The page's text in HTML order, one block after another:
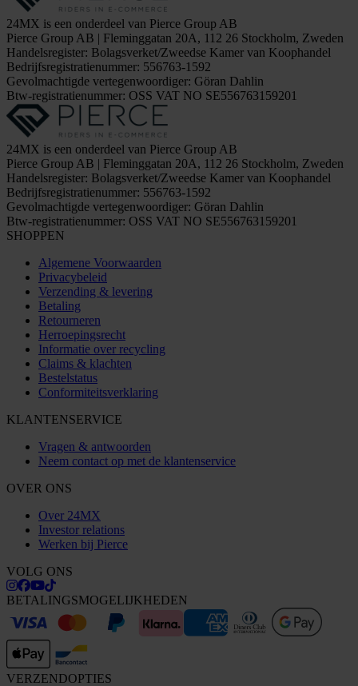
24MX is een onderdeel van Pierce Group AB
Pierce Group AB | Fleminggatan 20A, 112 26 Stockholm, Zweden
Handelsregister: Bolagsverket/Zweedse Kamer van Koophandel
Bedrijfsregistratienummer: 556763-1592
Gevolmachtigde vertegenwoordiger: Göran Dahlin
Btw-registratienummer: OSS VAT NO SE556763159201
24MX is een onderdeel van Pierce Group AB
Pierce Group AB | Fleminggatan 20A, 112 26 Stockholm, Zweden
Handelsregister: Bolagsverket/Zweedse Kamer van Koophandel
Bedrijfsregistratienummer: 556763-1592
Gevolmachtigde vertegenwoordiger: Göran Dahlin
Btw-registratienummer: OSS VAT NO SE556763159201
SHOPPEN
Algemene Voorwaarden
Privacybeleid
Verzending & levering
Betaling
Retourneren
Herroepingsrecht
Informatie over recycling
Claims & klachten
Bestelstatus
Conformiteitsverklaring
KLANTENSERVICE
Vragen & antwoorden
Neem contact op met de klantenservice
OVER ONS
Over 24MX
Investor relations
Werken bij Pierce
VOLG ONS
BETALINGSMOGELIJKHEDEN
VERZENDOPTIES